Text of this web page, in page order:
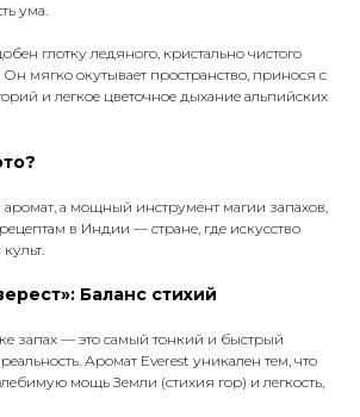
ума.
глотку ледяного, кристально чистого
мягко окутывает пространство, принося с
и легкое цветочное дыхание альпийских
а мощный инструмент магии запахов,
в Индии — стране, где искусство
Баланс стихий
запах — это самый тонкий и быстрый
Аромат Everest уникален тем, что
мощь Земли (стихия гор) и легкость,